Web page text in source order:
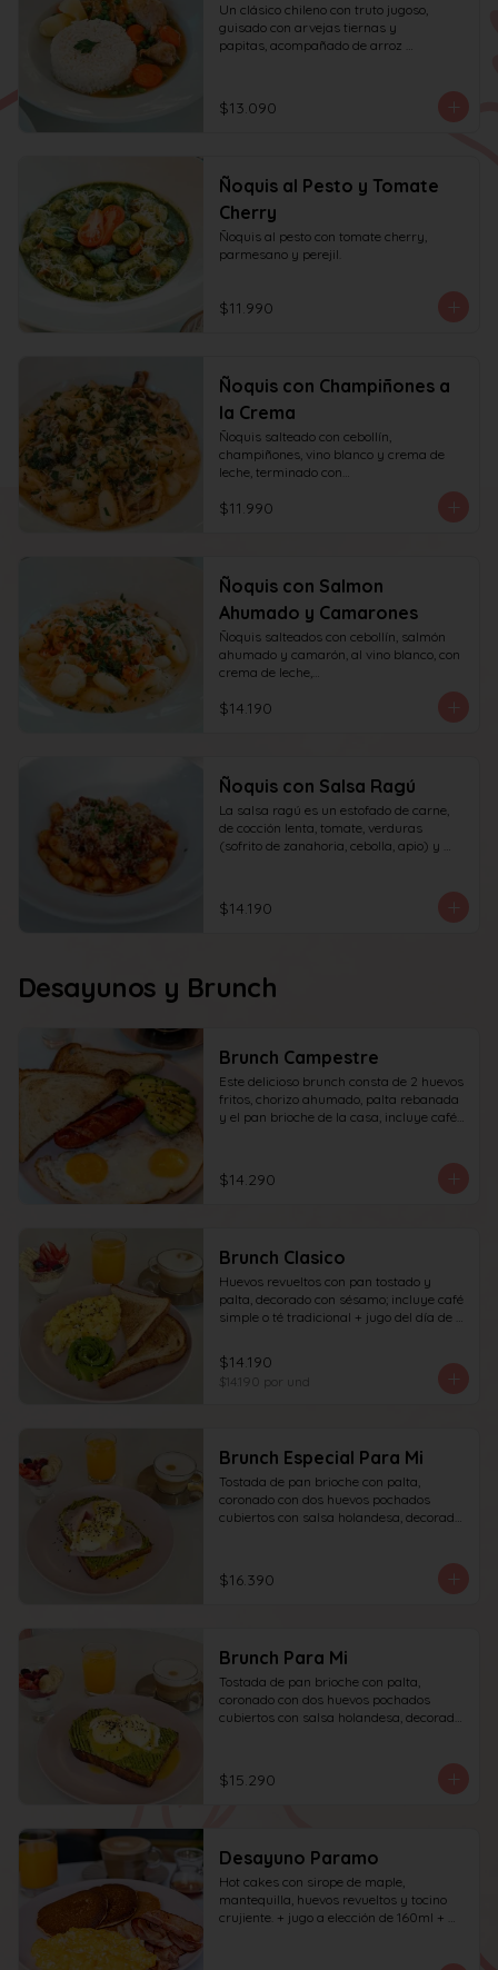
Un clásico chileno con truto jugoso,
guisado con arvejas tiernas y
papitas, acompañado de arroz
$13.090
Ñoquis al Pesto y Tomate
Cherry
Ñoquis al pesto con tomate cherry,
parmesano y perejil.
$11.990
Ñoquis con Champiñones a
la Crema
Ñoquis salteado con cebollín,
champiñones, vino blanco y crema de
leche, terminado con
$11.990
Ñoquis con Salmon
Ahumado y Camarones
Ñoquis salteados con cebollín, salmón
ahumado y camarón, al vino blanco, con
crema de leche,
$14.190
Ñoquis con Salsa Ragú
La salsa ragú es un estofado de carne,
de cocción lenta, tomate, verduras
(sofrito de zanahoria, cebolla, apio) y
$14.190
Desayunos y Brunch
Brunch Campestre
Este delicioso brunch consta de 2 huevos
fritos, chorizo ahumado, palta rebanada
y el pan brioche de la casa, incluye café
$1.000 adicionales) + yogur griego con
granola y frutas de estación.
$14.290
Brunch Clasico
Huevos revueltos con pan tostado y
palta, decorado con sésamo; incluye café
simple o té tradicional + jugo del día de
$1.000 adicionales), + yogur griego con
granola y frutas de estación.
$14.190
$14.190 por und
Brunch Especial Para Mi
Tostada de pan brioche con palta,
coronado con dos huevos pochados
cubiertos con salsa holandesa, decorado
tocino) incluye café simple o té
tradicional (el café puede ser doble por
$16.390
Brunch Para Mi
Tostada de pan brioche con palta,
coronado con dos huevos pochados
cubiertos con salsa holandesa, decorado
$1.000 adicionales) + jugo del día de
160ml + yogur griego con granola y
$15.290
Desayuno Paramo
Hot cakes con sirope de maple,
mantequilla, huevos revueltos y tocino
crujiente. + jugo a elección de 160ml +